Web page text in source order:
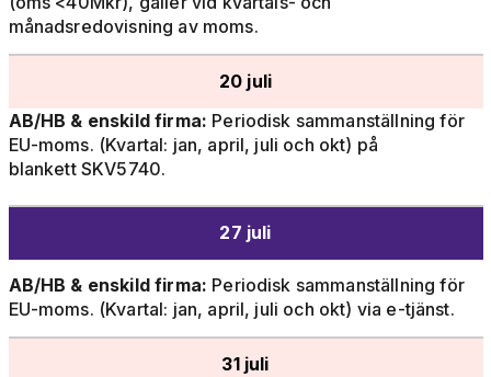
månadsredovisning av moms.
20 juli
AB/HB & enskild firma: Periodisk sammanställning för
EU-moms. (Kvartal: jan, april, juli och okt) på
blankett SKV5740.
27 juli
AB/HB & enskild firma: Periodisk sammanställning för
EU-moms. (Kvartal: jan, april, juli och okt) via e-tjänst.
31 juli